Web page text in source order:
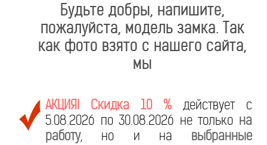
Будьте добры, напишите,
пожалуйста, модель замка. Так
как фото взято с нашего сайта,
мы
АКЦИЯ! Скидка 10 % действует с
5.08.2026 по 30.08.2026 не только на
работу, но и на выбранные